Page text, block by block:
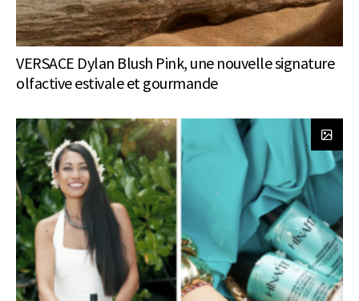
VERSACE Dylan Blush Pink, une nouvelle signature
olfactive estivale et gourmande